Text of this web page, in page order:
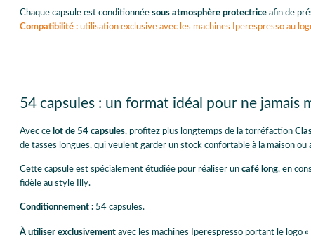
Chaque capsule est conditionnée sous atmosphère protectriceafin de
Compatibilité :utilisation exclusive avec les machines Iperespresso au
54 capsules : un format idéal pour ne jamais
Avec ce lot de 54 capsules, profitez plus longtemps de la torréfaction
de tasses longues, qui veulent garder un stock confortable à la maison ou
Cette capsule est spécialement étudiée pour réaliser un café long, en
fidèle au style Illy.
Conditionnement :54 capsules.
À utiliser exclusivementavec les machines Iperespresso portant le logo «